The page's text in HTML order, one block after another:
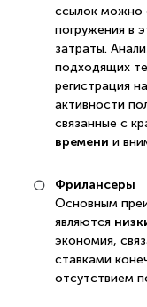
ссылок можно
погружения в
затраты.
подходящих
регистрация
активности
связанные с
времени и
Фрилансеры
Основным
являются
экономия,
ставками
отсутствием